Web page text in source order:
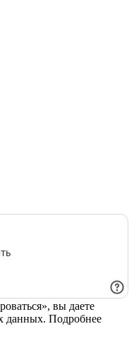
вы даете
данных. Подробнее